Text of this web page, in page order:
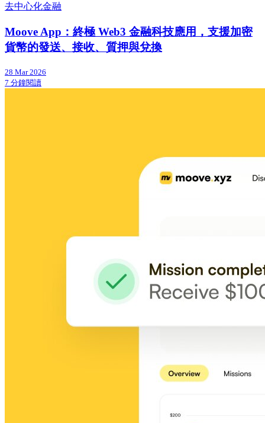
去中心化金融
Moove App：終極 Web3 金融科技應用，支援加密
貨幣的發送、接收、質押與兌換
28 Mar 2026
7 分鐘閱讀